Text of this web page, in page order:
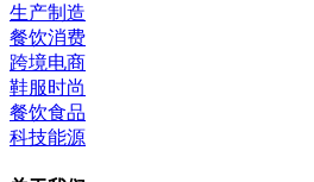
生产制造
餐饮消费
跨境电商
鞋服时尚
餐饮食品
科技能源